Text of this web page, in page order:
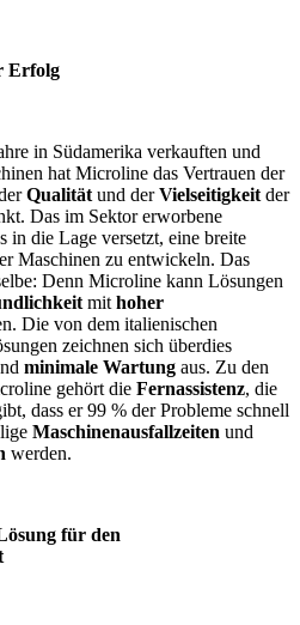
Erfolg
in Südamerika verkauften und
hat Microline das Vertrauen der
Qualität und derVielseitigkeit der
Das im Sektor erworbene
die Lage versetzt, eine breite
Maschinen zu entwickeln. Das
Denn Microline kann Lösungen
mit hoher
Die von dem italienischen
zeichnen sich überdies
minimale Wartung aus. Zu den
gehört die Fernassistenz, die
dass er 99 % der Probleme schnell
Maschinenausfallzeiten und
werden.
für den